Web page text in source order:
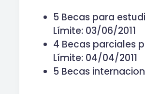
5 Becas para
Límite: 03/06/2011
4 Becas parciales
Límite: 04/04/2011
5 Becas